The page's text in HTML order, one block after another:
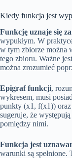
Kiedy funkcja jest
Funkcję uznaje się
wypukłym. W
w tym zbiorze można
tego zbioru. Ważne
można zrozumieć
Epigraf funkcji,
wykresem, musi
punkty (x1, f(x1))
sugeruje, że
pomiędzy nimi.
Funkcja jest
warunki są